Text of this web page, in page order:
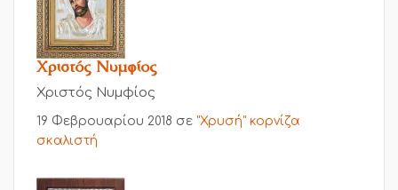
Χριστός Νυμφίος
Χριστός Νυμφίος
19 Φεβρουαρίου 2018 σε "Χρυσή" κορνίζα
σκαλιστή